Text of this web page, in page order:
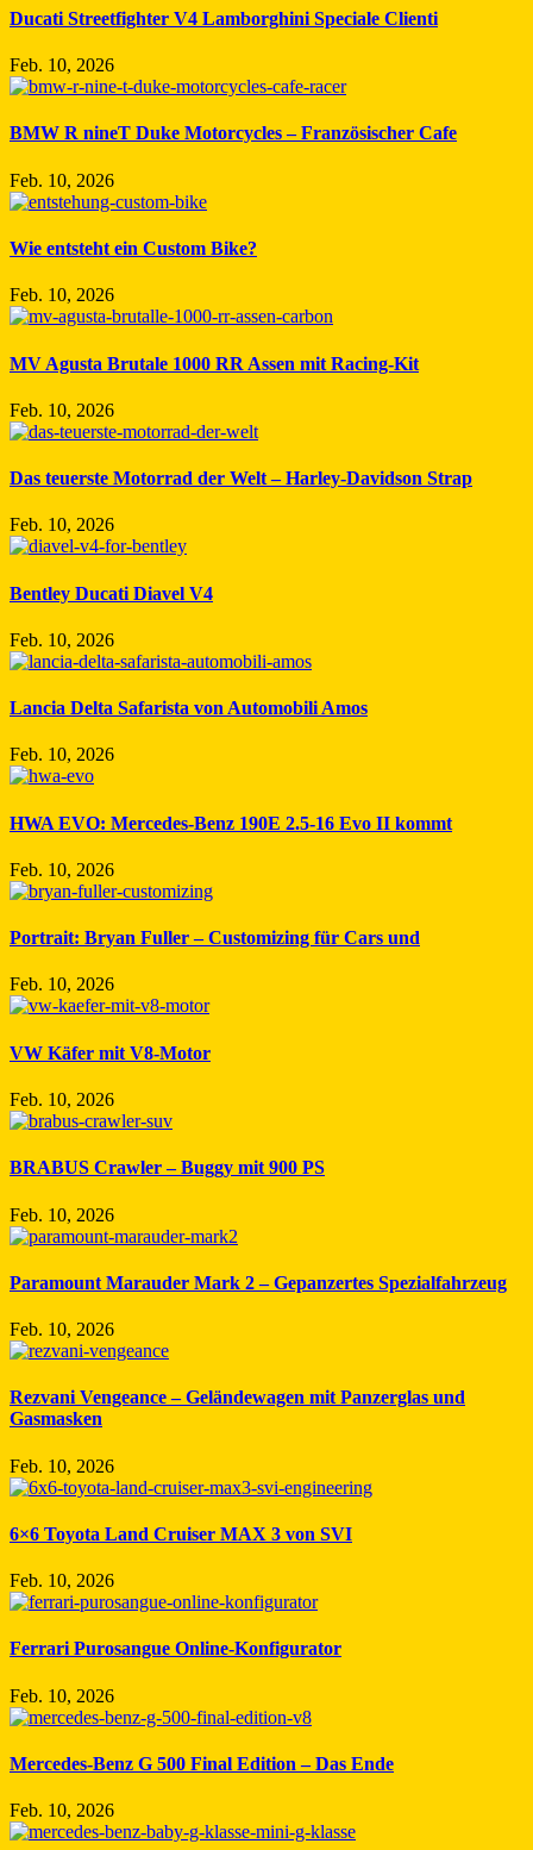
Ducati Streetfighter V4 Lamborghini Speciale Clienti
Feb. 10, 2026
BMW R nineT Duke Motorcycles – Französischer Cafe
Feb. 10, 2026
Wie entsteht ein Custom Bike?
Feb. 10, 2026
MV Agusta Brutale 1000 RR Assen mit Racing-Kit
Feb. 10, 2026
Das teuerste Motorrad der Welt – Harley-Davidson Strap
Feb. 10, 2026
Bentley Ducati Diavel V4
Feb. 10, 2026
Lancia Delta Safarista von Automobili Amos
Feb. 10, 2026
HWA EVO: Mercedes-Benz 190E 2.5-16 Evo II kommt
Feb. 10, 2026
Portrait: Bryan Fuller – Customizing für Cars und
Feb. 10, 2026
VW Käfer mit V8-Motor
Feb. 10, 2026
BRABUS Crawler – Buggy mit 900 PS
Feb. 10, 2026
Paramount Marauder Mark 2 – Gepanzertes Spezialfahrzeug
Feb. 10, 2026
Rezvani Vengeance – Geländewagen mit Panzerglas und
Gasmasken
Feb. 10, 2026
6×6 Toyota Land Cruiser MAX 3 von SVI
Feb. 10, 2026
Ferrari Purosangue Online-Konfigurator
Feb. 10, 2026
Mercedes-Benz G 500 Final Edition – Das Ende
Feb. 10, 2026